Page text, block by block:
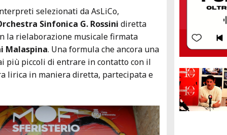
selezionati da AsLiCo,
Sinfonica G. Rossini diretta
la rielaborazione musicale firmata
Malaspina. Una formula che ancora una
più piccoli di entrare in contatto con il
lirica in maniera diretta, partecipata e